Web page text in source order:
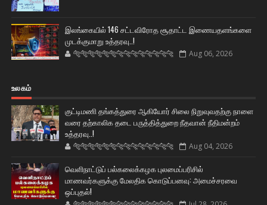
இலங்கையில் 146 சட்டவிரோத சூதாட்ட இணையதளங்களை
முடக்குமாறு உத்தரவு..!
🐅🐅🐅🐅🐅🐅🐆🐆🐆🐆🐆🐆🐆🐆 Aug 06, 2026
உலகம்
குட்டிமணி தங்கத்துரை ஆகியோர் சிலை நிறுவுவதற்கு நாளை
வரை தற்காலிக தடை பருத்தித்துறை நீதவான் நீதிமன்றம்
உத்தரவு..!
🐅🐅🐅🐅🐅🐅🐆🐆🐆🐆🐆🐆🐆🐆 Aug 04, 2026
வெளிநாட்டுப் பல்கலைக்கழக புலமைப்பரிசில்
மாணவர்களுக்கு மேலதிக கொடுப்பனவு: அமைச்சரவை
ஒப்புதல்!